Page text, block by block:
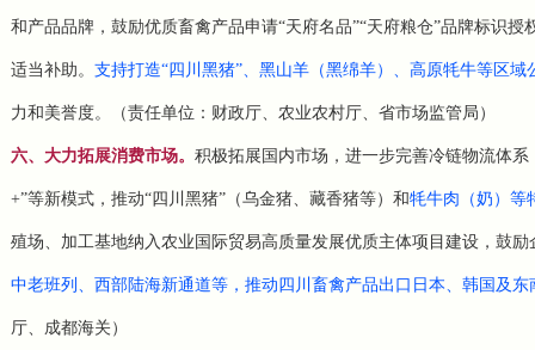
和产品品牌，鼓励优质畜禽产品申请“天府名品”“天府粮仓”品牌标识
适当补助。 支持打造“四川黑猪”、黑山羊（黑绵羊）、高原牦牛等区域
力和美誉度。（责任单位：财政厅、农业农村厅、省市场监管局）
六、大力拓展消费市场。 积极拓展国内市场，进一步完善冷链物流体
+”等新模式，推动“四川黑猪”（乌金猪、藏香猪等）和牦牛肉（奶）等
殖场、加工基地纳入农业国际贸易高质量发展优质主体项目建设，鼓励
中老班列、西部陆海新通道等，推动四川畜禽产品出口日本、韩国及东
厅、成都海关）